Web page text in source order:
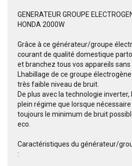
GENERATEUR GROUPE
HONDA 2000W
Grâce à ce générateur/groupe
courant de qualité domestique
et branchez tous vos appareils sans
Lhabillage de ce groupe
très faible niveau de bruit.
De plus avec la technologie
plein régime que lorsque
toujours le minimum de bruit
eco.
Caractéristiques du générateur/
: